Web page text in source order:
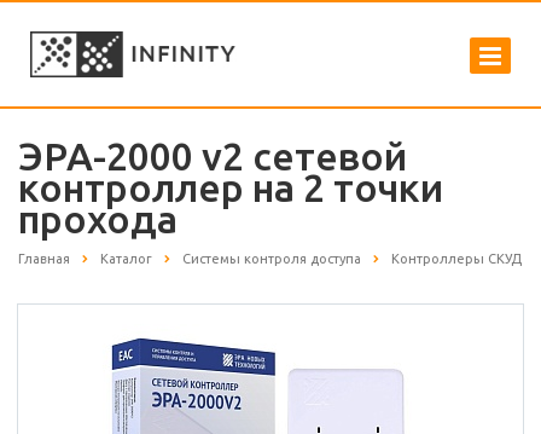
ЭРА-2000 v2 сетевой
контроллер на 2 точки
прохода
Главная Каталог Системы контроля доступа Контроллеры СКУД